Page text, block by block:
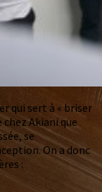
qui sert à « briser
Akiani que
se
On a donc
: